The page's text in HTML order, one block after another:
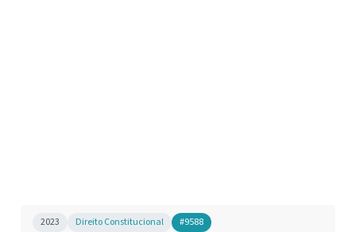
2023 Direito Constitucional #9588